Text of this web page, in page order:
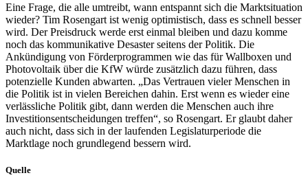
Eine Frage, die alle umtreibt, wann entspannt sich die Marktsituation
wieder? Tim Rosengart ist wenig optimistisch, dass es schnell besser
wird. Der Preisdruck werde erst einmal bleiben und dazu komme
noch das kommunikative Desaster seitens der Politik. Die
Ankündigung von Förderprogrammen wie das für Wallboxen und
Photovoltaik über die KfW würde zusätzlich dazu führen, dass
potenzielle Kunden abwarten. „Das Vertrauen vieler Menschen in
die Politik ist in vielen Bereichen dahin. Erst wenn es wieder eine
verlässliche Politik gibt, dann werden die Menschen auch ihre
Investitionsentscheidungen treffen“, so Rosengart. Er glaubt daher
auch nicht, dass sich in der laufenden Legislaturperiode die
Marktlage noch grundlegend bessern wird.
Quelle